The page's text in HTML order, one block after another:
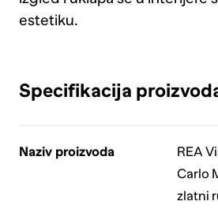
estetiku.
Specifikacija
Naziv proizvoda
REA
Carlo
zlatni